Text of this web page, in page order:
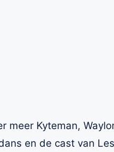
meer Kyteman,
en de cast van